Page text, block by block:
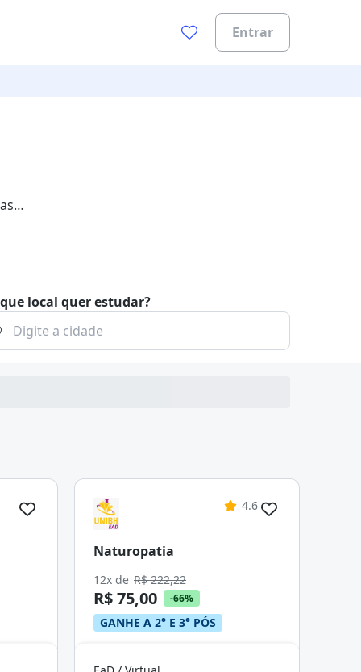
Entrar
local quer estudar?
4.6
Naturopatia
12x de R$ 222,22
R$ 75,00 -66%
GANHE A 2° E 3° PÓS